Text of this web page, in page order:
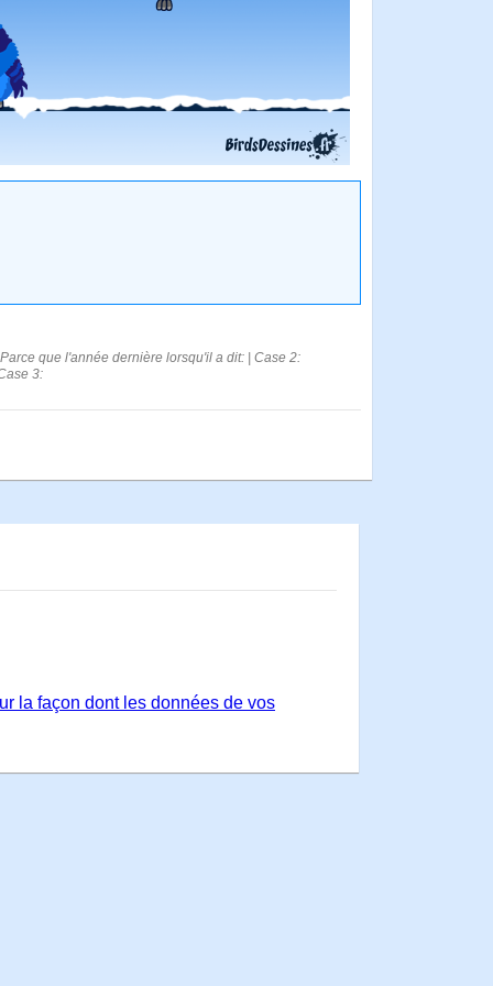
que l'année dernière lorsqu'il a dit: | Case 2:
3:
la façon dont les données de vos